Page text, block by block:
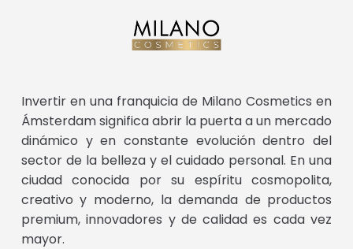
Invertir en una franquicia de Milano Cosmetics en
Ámsterdam significa abrir la puerta a un mercado
dinámico y en constante evolución dentro del
sector de la belleza y el cuidado personal. En una
ciudad conocida por su espíritu cosmopolita,
creativo y moderno, la demanda de productos
premium, innovadores y de calidad es cada vez
mayor.